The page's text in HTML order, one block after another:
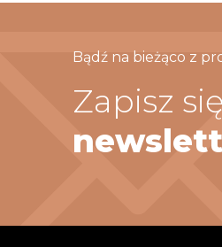
Bądź na bieżąco z
Zapisz